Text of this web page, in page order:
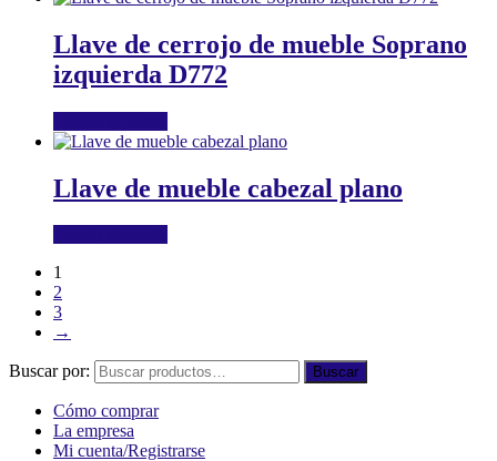
Llave de cerrojo de mueble Soprano
izquierda D772
Llave de mueble cabezal plano
1
2
3
→
Buscar por: Buscar
Cómo comprar
La empresa
Mi cuenta/Registrarse